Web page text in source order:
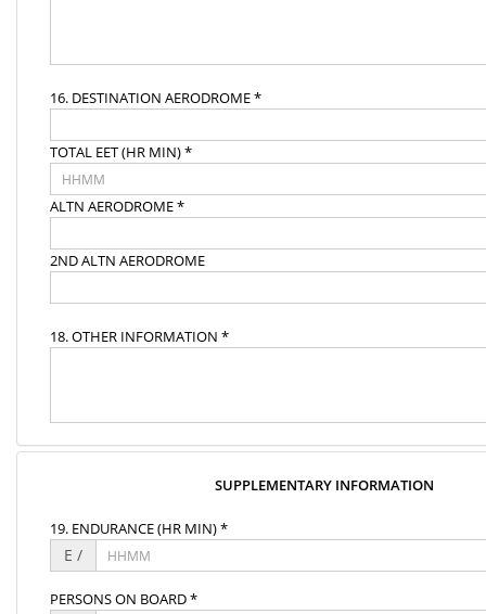
16. DESTINATION AERODROME *
TOTAL EET (HR MIN) *
ALTN AERODROME *
2ND ALTN AERODROME
18. OTHER INFORMATION *
SUPPLEMENTARY INFORMATION
19. ENDURANCE (HR MIN) *
E /
PERSONS ON BOARD *